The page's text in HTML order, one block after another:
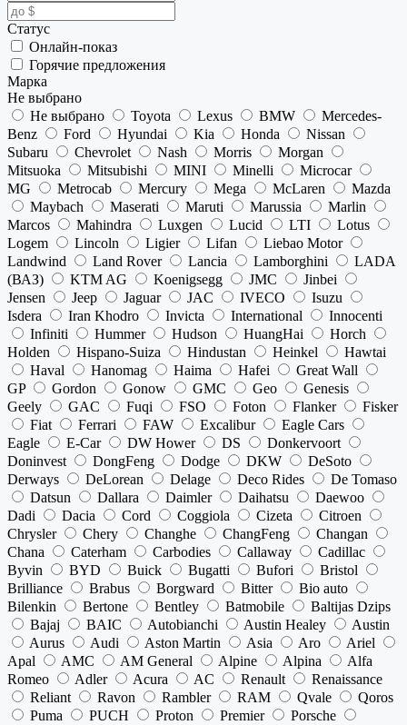
Статус
Онлайн-показ
Горячие предложения
Марка
Не выбрано
Не выбрано
Toyota Lexus BMW
Mercedes-
Benz
Ford Hyundai Kia Honda
Nissan
Subaru
Chevrolet Nash Morris
Morgan
Mitsuoka
Mitsubishi MINI Minelli
Microcar
MG
Metrocab Mercury Mega McLaren
Mazda
Maybach
Maserati Maruti Marussia
Marlin
Marcos
Mahindra Luxgen Lucid LTI
Lotus
Logem
Lincoln Ligier Lifan
Liebao Motor
Landwind
Land Rover Lancia Lamborghini
LADA
(ВАЗ)
KTM AG Koenigsegg JMC
Jinbei
Jensen
Jeep Jaguar JAC IVECO
Isuzu
Isdera
Iran Khodro Invicta International
Innocenti
Infiniti
Hummer Hudson HuangHai
Horch
Holden
Hispano-Suiza Hindustan Heinkel
Hawtai
Haval
Hanomag Haima Hafei
Great Wall
GP
Gordon Gonow GMC Geo
Genesis
Geely
GAC Fuqi FSO Foton Flanker
Fisker
Fiat
Ferrari FAW Excalibur
Eagle Cars
Eagle
E-Car DW Hower DS
Donkervoort
Doninvest
DongFeng Dodge DKW
DeSoto
Derways
DeLorean Delage Deco Rides
De Tomaso
Datsun
Dallara Daimler Daihatsu
Daewoo
Dadi
Dacia Cord Coggiola Cizeta
Citroen
Chrysler
Chery Changhe ChangFeng
Changan
Chana
Caterham Carbodies Callaway
Cadillac
Byvin
BYD Buick Bugatti Bufori
Bristol
Brilliance
Brabus Borgward Bitter
Bio auto
Bilenkin
Bertone Bentley Batmobile
Baltijas Dzips
Bajaj
BAIC Autobianchi Austin Healey
Austin
Aurus
Audi Aston Martin Asia Aro
Ariel
Apal
AMC AM General Alpine Alpina
Alfa
Romeo
Adler Acura AC Renault
Renaissance
Reliant
Ravon Rambler RAM Qvale
Qoros
Puma
PUCH Proton Premier
Porsche